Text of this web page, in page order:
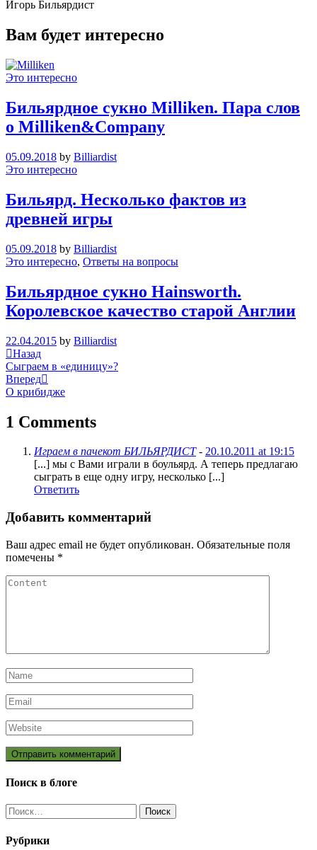
Игорь Бильярдист
Вам будет интересно
Это интересно
Бильярдное сукно Milliken. Пара слов
о Milliken&Company
05.09.2018 by Billiardist
Это интересно
Бильярд. Несколько фактов из
древней игры
05.09.2018 by Billiardist
Это интересно, Ответы на вопросы
Бильярдное сукно Hainsworth.
Королевское качество старой Англии
22.04.2015 by Billiardist
Навигация
по
записям
Previous
Post
Назад
Сыграем в «единицу»?
Next
Post
Вперед
О крибидже
1 Comments
Играем в пачекот БИЛЬЯРДИСТ- 20.10.2011 at 19:15
[...] мы с Вами играли в боульярд. А теперь предлагаю
сыграть в еще одну игру, несколько [...]
Ответить
Добавить комментарий
Ваш адрес email не будет опубликован. Обязательные поля
помечены *
Поиск в блоге
Найти:
Рубрики